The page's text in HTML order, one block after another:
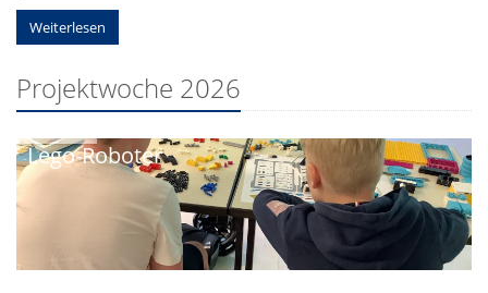
Weiterlesen
Projektwoche 2026
Lego-Roboter